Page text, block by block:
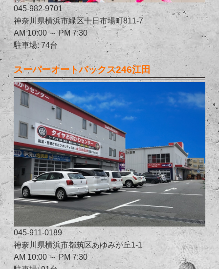
045-982-9701
神奈川県横浜市緑区十日市場町811-7
AM 10:00 ～ PM 7:30
駐車場: 74台
スーパーオートバックス246江田
045-911-0189
神奈川県横浜市都筑区あゆみが丘1-1
AM 10:00 ～ PM 7:30